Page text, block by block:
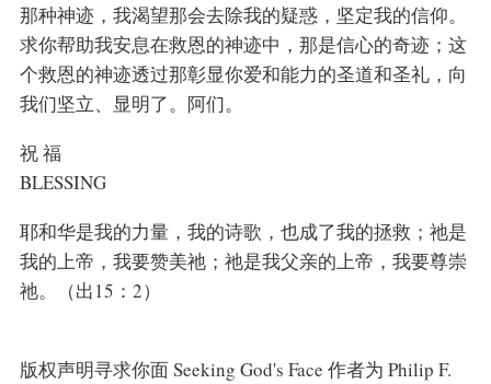
那种神迹，我渴望那会去除我的疑惑，坚定我的信仰。
求你帮助我安息在救恩的神迹中，那是信心的奇迹；这
个救恩的神迹透过那彰显你爱和能力的圣道和圣礼，向
我们坚立、显明了。阿们。
祝 福
BLESSING
耶和华是我的力量，我的诗歌，也成了我的拯救；祂是
我的上帝，我要赞美祂；祂是我父亲的上帝，我要尊崇
祂。（出15：2）
版权声明寻求你面 Seeking God's Face 作者为 Philip F.